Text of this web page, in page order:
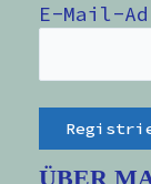
E-Mail-